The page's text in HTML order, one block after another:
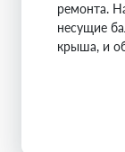
ремонта.
несущие
крыша, и